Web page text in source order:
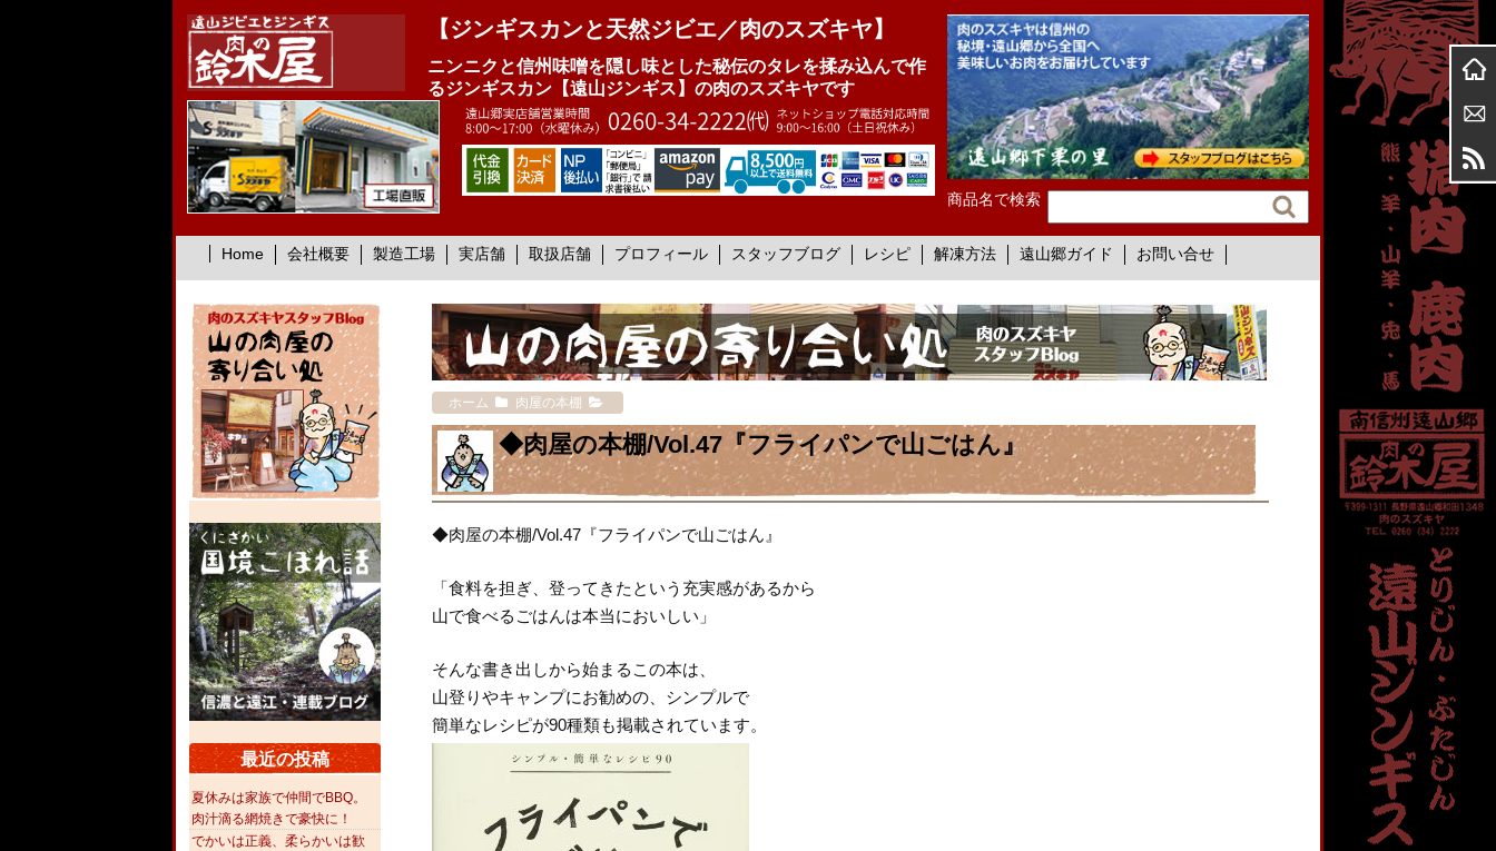
【ジンギスカンと天然ジビエ／肉のスズキヤ】
ニンニクと信州味噌を隠し味とした秘伝のタレを揉み込んで作
るジンギスカン【遠山ジンギス】の肉のスズキヤです
商品名で検索
Home 会社概要 製造工場 実店舗 取扱店舗 プロフィール スタッフブログ レシピ 解凍方法 遠山郷ガイド お問い合せ
ホーム 肉屋の本棚
◆肉屋の本棚/Vol.47『フライパンで山ごはん』
◆肉屋の本棚/Vol.47『フライパンで山ごはん』
「食料を担ぎ、登ってきたという充実感があるから
山で食べるごはんは本当においしい」
そんな書き出しから始まるこの本は、
山登りやキャンプにお勧めの、シンプルで
簡単なレシピが90種類も掲載されています。
最近の投稿
夏休みは家族で仲間でBBQ。
肉汁滴る網焼きで豪快に！
でかいは正義、柔らかいは歓